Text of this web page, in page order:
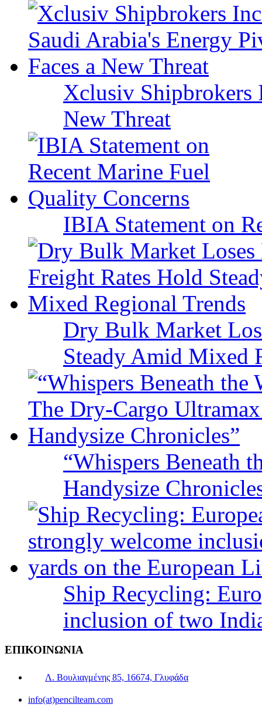
Xclusiv Shipbrokers
New Threat
IBIA Statement on
Dry Bulk Market
Steady Amid Mixed
“Whispers Beneath
Handysize
Ship Recycling:
inclusion of two
ΕΠΙΚΟΙΝΩΝΙΑ
Λ. Βουλιαγμένης 85, 16674, Γλυφάδα
info(at)pencilteam.com